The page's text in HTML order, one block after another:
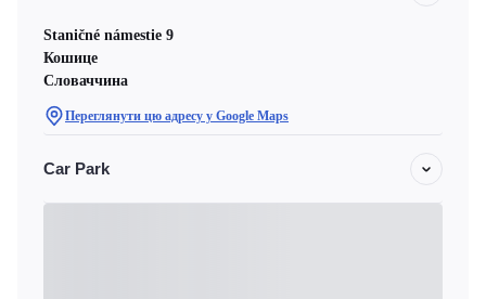
Staničné námestie 9
Кошице
Словаччина
Переглянути цю адресу у Google Maps
Car Park